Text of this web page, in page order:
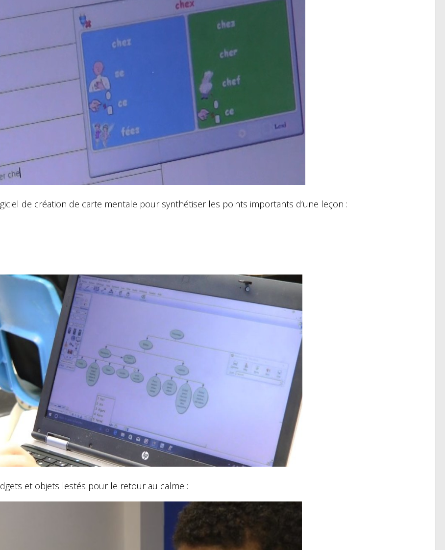
de création de carte mentale pour synthétiser les points importants d’une leçon :
et objets lestés pour le retour au calme :